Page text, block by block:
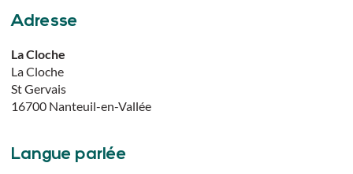
Adresse
La Cloche
La Cloche
St Gervais
16700 Nanteuil-en-Vallée
Langue parlée